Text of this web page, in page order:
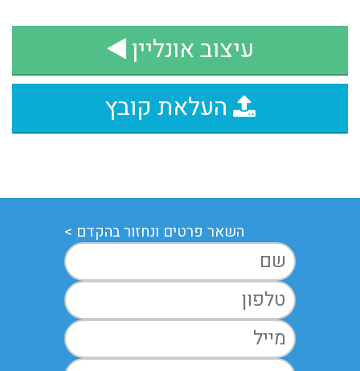
עיצוב אונליין
העלאת קובץ
השאר פרטים ונחזור בהקדם >